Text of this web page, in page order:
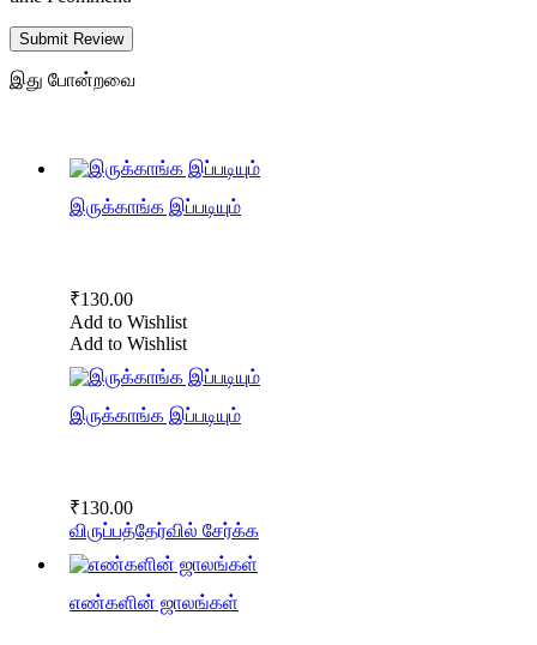
Submit Review
இது போன்றவை
இருக்காங்க இப்படியும்
₹130.00
Add to Wishlist
Add to Wishlist
இருக்காங்க இப்படியும்
₹130.00
விருப்பத்தேர்வில் சேர்க்க
எண்களின் ஜாலங்கள்